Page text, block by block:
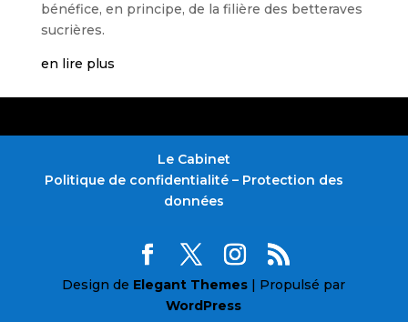
bénéfice, en principe, de la filière des betteraves
sucrières.
en lire plus
Le Cabinet
Politique de confidentialité – Protection des
données
Design de Elegant Themes | Propulsé par
WordPress